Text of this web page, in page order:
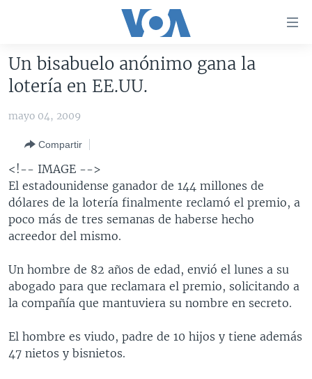
accesibilidad
Salte
principal
Salte
navegador
principal
Salte
búsqueda
AMÉRICA DEL NORTE
MÉXICO
HAITÍ
ELECCIONES EEUU
VOTO DIVIDIDO
VOA VERIFICA
VOA VERIFICA UCRANIA/RUSIA
VOA VERIFICA INMIGRACIÓN
VOA VERIFICA AMÉRICA LATINA
AMÉRICA LATINA
ARGENTINA
BOLIVIA
COLOMBIA
PERÚ
ECUADOR
BRASIL
CHINA EN AMÉRICA LATINA
CENTROAMÉRICA
COSTA RICA
GUATEMALA
HONDURAS
OTRAS SECCIONES
LIBERTAD DE PRENSA
MUNDO
ENTRETENIMIENTO Y CULTURA
LIBERTAD DE PRENSA
UCRANIA
VIDEOS
PROGRAMAS TV
Un bisabuelo anónimo gana la
lotería en EE.UU.
mayo 04, 2009
Compartir
<!-- IMAGE -->
El estadounidense ganador de 144 millones de
dólares de la lotería finalmente reclamó el premio, a
poco más de tres semanas de haberse hecho
acreedor del mismo.
Un hombre de 82 años de edad, envió el lunes a su
abogado para que reclamara el premio, solicitando a
la compañía que mantuviera su nombre en secreto.
El hombre es viudo, padre de 10 hijos y tiene además
47 nietos y bisnietos.